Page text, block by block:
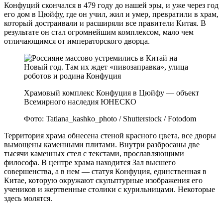
Конфуций скончался в 479 году до нашей эры, и уже через год
его дом в Цюйфу, где он учил, жил и умер, превратили в храм,
который достраивали и расширяли все правители Китая. В
результате он стал огромнейшим комплексом, мало чем
отличающимся от императорского дворца.
Храмовый комплекс Конфуция в Цюйфу — объект
Всемирного наследия ЮНЕСКО
Фото: Tatiana_kashko_photo / Shutterstock / Fotodom
Территория храма обнесена стеной красного цвета, все дворы
вымощены каменными плитами. Внутри разбросаны две
тысячи каменных стел с текстами, прославляющими
философа. В центре храма находится Зал высшего
совершенства, а в нем — статуя Конфуция, единственная в
Китае, которую окружают скульптурные изображения его
учеников и жертвенные столики с курильницами. Некоторые
здесь молятся.